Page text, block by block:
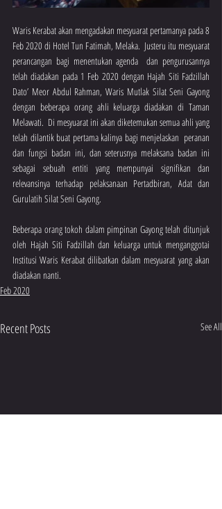
Waris Kerabat akan mengadakan mesyuarat pertamanya pada 8
Feb 2020 di Hotel Tun Fatimah, Melaka.  Justeru itu mesyuarat
perancangan bagi menentukan agenda  dan pengurusannya
telah diadakan pada 1 Feb 2020 dengan Hajah Siti Fadzillah
Dato’ Meor Abdul Rahman, Waris Mutlak Silat Seni Gayong
dengan beberapa orang ahli keluarga diadakan di Taman
Melawati.  Di mesyuarat ini akan diketemukan semua ahli yang
telah dilantik buat pertama kalinya bagi menjelaskan  peranan
dan fungsi badan ini, dan seterusnya melaksana badan ini
sebagai sebuah entiti yang mempunyai signifikan dan
relevansinya terhadap pelaksanaan Pertadbiran, Adat dan
Gurulatih Silat Seni Gayong.
Beberapa orang tokoh dalam pimpinan Gayong telah ditunjuk
oleh Hajah Siti Fadzillah dan keluarga untuk menganggotai
Institusi Waris Kerabat dilibatkan dalam mesyuarat yang akan
diadakan nanti.
Feb 2020
Recent Posts See All